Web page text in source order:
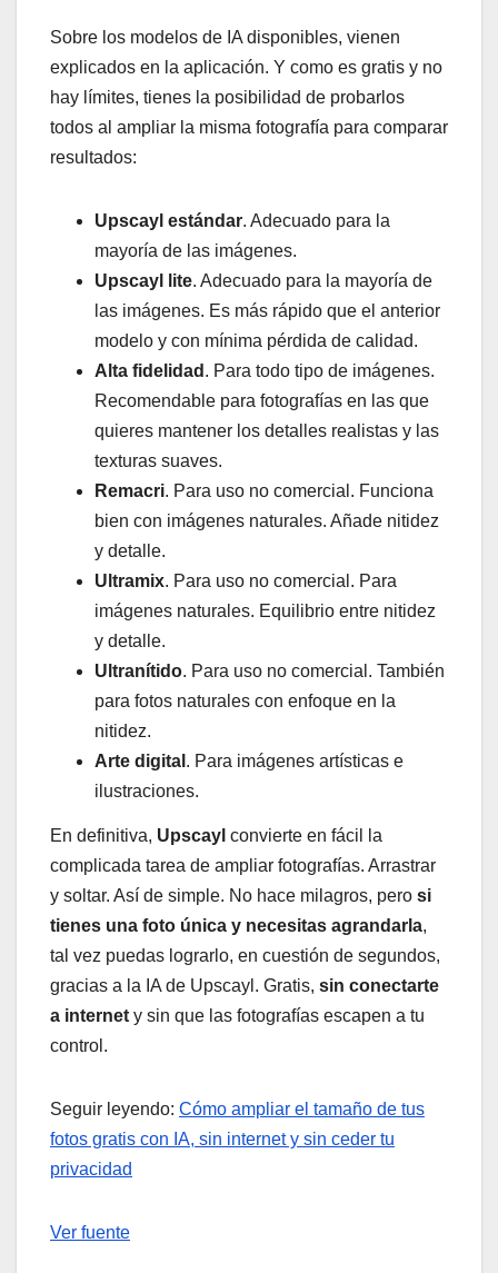
Sobre los modelos de IA disponibles, vienen
explicados en la aplicación. Y como es gratis y no
hay límites, tienes la posibilidad de probarlos
todos al ampliar la misma fotografía para comparar
resultados:
Upscayl estándar. Adecuado para la
mayoría de las imágenes.
Upscayl lite. Adecuado para la mayoría de
las imágenes. Es más rápido que el anterior
modelo y con mínima pérdida de calidad.
Alta fidelidad . Para todo tipo de imágenes.
Recomendable para fotografías en las que
quieres mantener los detalles realistas y las
texturas suaves.
Remacri. Para uso no comercial. Funciona
bien con imágenes naturales. Añade nitidez
y detalle.
Ultramix. Para uso no comercial. Para
imágenes naturales. Equilibrio entre nitidez
y detalle.
Ultranítido. Para uso no comercial. También
para fotos naturales con enfoque en la
nitidez.
Arte digital . Para imágenes artísticas e
ilustraciones.
En definitiva, Upscayl convierte en fácil la
complicada tarea de ampliar fotografías. Arrastrar
y soltar. Así de simple. No hace milagros, pero si
tienes una foto única y necesitas agrandarla,
tal vez puedas lograrlo, en cuestión de segundos,
gracias a la IA de Upscayl. Gratis, sin conectarte
a internet y sin que las fotografías escapen a tu
control.
Seguir leyendo: Cómo ampliar el tamaño de tus
fotos gratis con IA, sin internet y sin ceder tu
privacidad
Ver fuente